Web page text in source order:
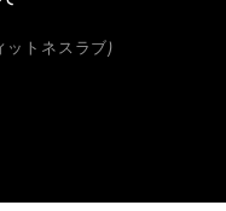
ットネスラブ)